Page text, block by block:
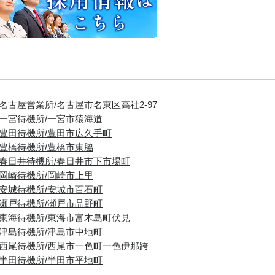
古屋営業所/名古屋市名東区高社2-97
宮待機所/一宮市猿海道
田待機所/豊田市広久手町
橋待機所/豊橋市東脇
日井待機所/春日井市下市場町
崎待機所/岡崎市上里
城待機所/安城市百石町
戸待機所/瀬戸市品野町
海待機所/東海市富木島町伏見
島待機所/津島市中地町
尾待機所/西尾市一色町一色伊那跨
田待機所/半田市平地町